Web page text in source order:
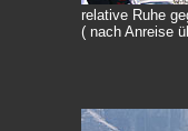
relative Ruhe
( nach Anreise